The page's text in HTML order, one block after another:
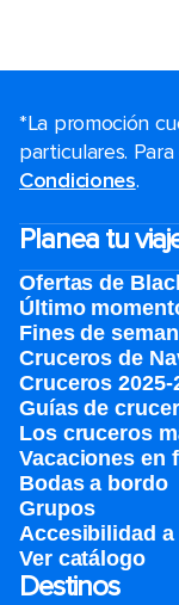
*La promoción
particulares.
Condiciones.
Planea tu
Ofertas de
Último
Fines de
Cruceros de
Cruceros 2025-
Guías de
Los cruceros
Vacaciones en
Bodas a bordo
Grupos
Accesibilidad
Ver catálogo
Destinos